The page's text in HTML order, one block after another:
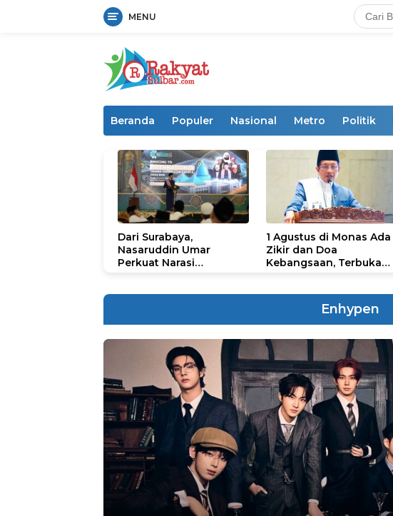
MENU
Beranda Populer Nasional Metro Politik
Dari Surabaya,
Nasaruddin Umar
Perkuat Narasi
1 Agustus di Monas Ada
Zikir dan Doa
Kebangsaan, Terbuka
Enhypen